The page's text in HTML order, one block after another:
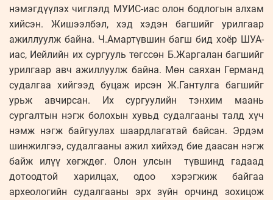
нэмэгдүүлэх чиглэлд МУИС-иас олон бодлогын алхам
хийсэн. Жишээлбэл, хэд хэдэн багшийг урилгаар
ажиллуулж байна. Ч.Амартүвшин багш бид хоёр ШУА-
иас, Иейлийн их сургууль төгссөн Б.Жаргалан багшийг
урилгаар авч ажиллуулж байна. Мөн саяхан Германд
судалгаа хийгээд буцаж ирсэн Ж.Гантулга багшийг
урьж авчирсан. Их сургуулийн тэнхим маань
сургалтын нэгж болохын хувьд судалгааны талд хүч
нэмж нэгж байгуулах шаардлагатай байсан. Эрдэм
шинжилгээ, судалгааны ажил хийхэд бие даасан нэгж
байж илүү хөгждөг. Олон улсын түвшинд гадаад
дотоодтой харилцах, одоо хэрэгжиж байгаа
археологийн судалгааны эрх зүйн орчинд зохицож